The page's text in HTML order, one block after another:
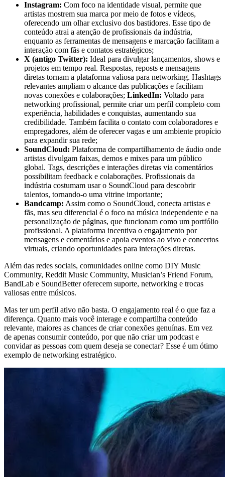
Instagram: Com foco na identidade visual, permite que
artistas mostrem sua marca por meio de fotos e vídeos,
oferecendo um olhar exclusivo dos bastidores. Esse tipo de
conteúdo atrai a atenção de profissionais da indústria,
enquanto as ferramentas de mensagens e marcação facilitam a
interação com fãs e contatos estratégicos;
X (antigo Twitter): Ideal para divulgar lançamentos, shows e
projetos em tempo real. Respostas, reposts e mensagens
diretas tornam a plataforma valiosa para networking. Hashtags
relevantes ampliam o alcance das publicações e facilitam
novas conexões e colaborações; LinkedIn: Voltado para
networking profissional, permite criar um perfil completo com
experiência, habilidades e conquistas, aumentando sua
credibilidade. Também facilita o contato com colaboradores e
empregadores, além de oferecer vagas e um ambiente propício
para expandir sua rede;
SoundCloud: Plataforma de compartilhamento de áudio onde
artistas divulgam faixas, demos e mixes para um público
global. Tags, descrições e interações diretas via comentários
possibilitam feedback e colaborações. Profissionais da
indústria costumam usar o SoundCloud para descobrir
talentos, tornando-o uma vitrine importante;
Bandcamp: Assim como o SoundCloud, conecta artistas e
fãs, mas seu diferencial é o foco na música independente e na
personalização de páginas, que funcionam como um portfólio
profissional. A plataforma incentiva o engajamento por
mensagens e comentários e apoia eventos ao vivo e concertos
virtuais, criando oportunidades para interações diretas.
Além das redes sociais, comunidades online como DIY Music
Community, Reddit Music Community, Musician’s Friend Forum,
BandLab e SoundBetter oferecem suporte, networking e trocas
valiosas entre músicos.
Mas ter um perfil ativo não basta. O engajamento real é o que faz a
diferença. Quanto mais você interage e compartilha conteúdo
relevante, maiores as chances de criar conexões genuínas. Em vez
de apenas consumir conteúdo, por que não criar um podcast e
convidar as pessoas com quem deseja se conectar? Esse é um ótimo
exemplo de networking estratégico.